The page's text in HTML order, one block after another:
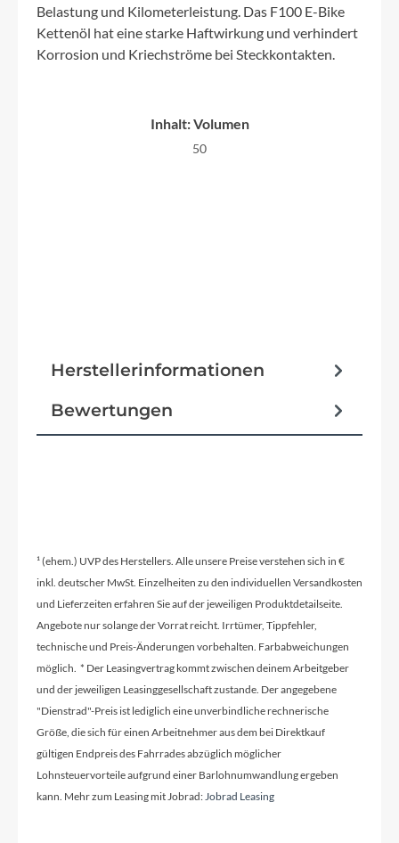
Belastung und Kilometerleistung. Das F100 E-Bike
Kettenöl hat eine starke Haftwirkung und verhindert
Korrosion und Kriechströme bei Steckkontakten.
Inhalt: Volumen
50
Herstellerinformationen
Bewertungen
¹ (ehem.) UVP des Herstellers. Alle unsere Preise verstehen sich in €
inkl. deutscher MwSt. Einzelheiten zu den individuellen Versandkosten
und Lieferzeiten erfahren Sie auf der jeweiligen Produktdetailseite.
Angebote nur solange der Vorrat reicht. Irrtümer, Tippfehler,
technische und Preis-Änderungen vorbehalten. Farbabweichungen
möglich. * Der Leasingvertrag kommt zwischen deinem Arbeitgeber
und der jeweiligen Leasinggesellschaft zustande. Der angegebene
"Dienstrad"-Preis ist lediglich eine unverbindliche rechnerische
Größe, die sich für einen Arbeitnehmer aus dem bei Direktkauf
gültigen Endpreis des Fahrrades abzüglich möglicher
Lohnsteuervorteile aufgrund einer Barlohnumwandlung ergeben
kann. Mehr zum Leasing mit Jobrad:Jobrad Leasing